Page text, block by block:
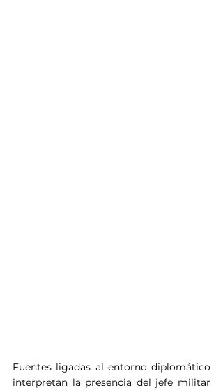
Fuentes ligadas al entorno diplomático
interpretan la presencia del jefe militar